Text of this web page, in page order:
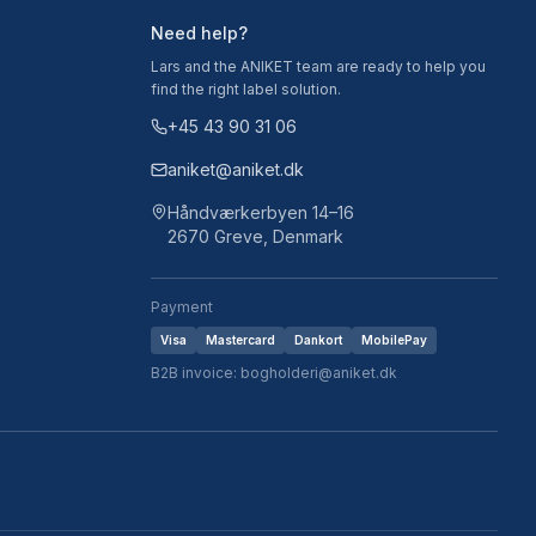
Need help?
Lars and the ANIKET team are ready to help you
find the right label solution.
+45 43 90 31 06
aniket@aniket.dk
Håndværkerbyen 14–16
2670 Greve, Denmark
Payment
Visa Mastercard Dankort MobilePay
B2B invoice: bogholderi@aniket.dk